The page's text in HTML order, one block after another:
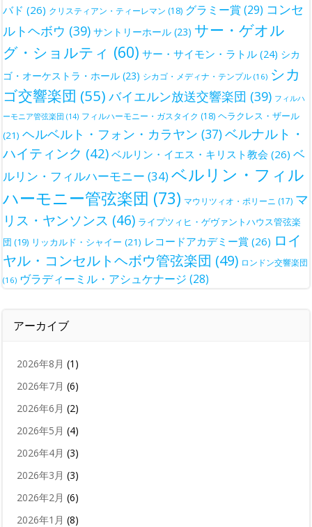
バド (26) クリスティアン・ティーレマン (18) グラミー賞 (29) コンセ
ルトヘボウ (39) サントリーホール (23) サー・ゲオル
グ・ショルティ (60) サー・サイモン・ラトル (24) シカ
ゴ・オーケストラ・ホール (23) シカゴ・メディナ・テンプル (16) シカ
ゴ交響楽団 (55) バイエルン放送交響楽団 (39) フィルハ
ーモニア管弦楽団 (14) フィルハーモニー・ガスタイク (18) ヘラクレス・ザール
(21) ヘルベルト・フォン・カラヤン (37)ベルナルト・
ハイティンク (42) ベルリン・イエス・キリスト教会 (26) ベ
ルリン・フィルハーモニー (34)ベルリン・フィル
ハーモニー管弦楽団 (73) マウリツィオ・ポリーニ (17) マ
リス・ヤンソンス (46) ライプツィヒ・ゲヴァントハウス管弦楽
団 (19) リッカルド・シャイー (21) レコードアカデミー賞 (26) ロイ
ヤル・コンセルトヘボウ管弦楽団 (49) ロンドン交響楽団
(16) ヴラディーミル・アシュケナージ (28)
アーカイブ
2026年8月 (1)
2026年7月 (6)
2026年6月 (2)
2026年5月 (4)
2026年4月 (3)
2026年3月 (3)
2026年2月 (6)
2026年1月 (8)